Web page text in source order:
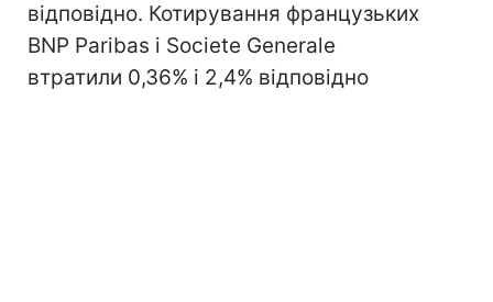
відповідно. Котирування французьких
BNP Paribas і Societe Generale
втратили 0,36% і 2,4% відповідно